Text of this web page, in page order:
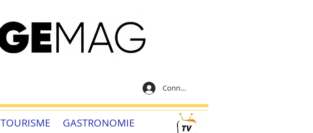
Connexion
TOURISME GASTRONOMIE